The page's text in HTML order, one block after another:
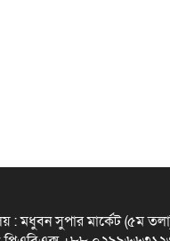
: মধুবন সুপার মার্কেট (৫ম